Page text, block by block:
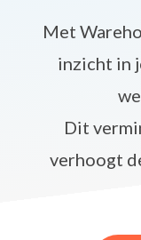
Met
inzicht in
Dit
verhoogt